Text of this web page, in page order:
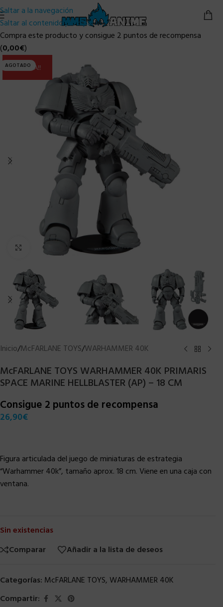
Saltar a la navegación
Saltar al contenido principal
Compra este producto y consigue 2 puntos de recompensa
(0,00€)
AGOTADO
ULTIMA!!
Clic para ampliar
Inicio/McFARLANE TOYS/WARHAMMER 40K
McFARLANE TOYS WARHAMMER 40K PRIMARIS
SPACE MARINE HELLBLASTER (AP) – 18 CM
Consigue 2 puntos de recompensa
26,90€
Figura articulada del juego de miniaturas de estrategia
“Warhammer 40k”, tamaño aprox. 18 cm. Viene en una caja con
ventana.
Sin existencias
Comparar
Añadir a la lista de deseos
Categorías: McFARLANE TOYS, WARHAMMER 40K
Compartir: